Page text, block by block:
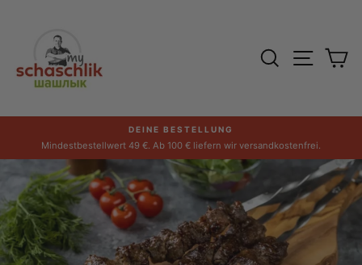
SUCHE
Pause
Diashow
DEINE BESTELLUNG
Mindestbestellwert 49 €. Ab 100 € liefern wir versandkostenfrei.